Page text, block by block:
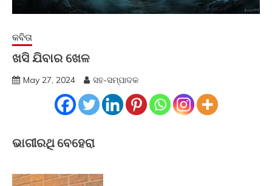
କବିତା
ଖସି ଯିବାର ଖେଳ
May 27, 2024 ସହ-ସମ୍ପାଦକ
ଭାଗୀରଥି ବେହେରା